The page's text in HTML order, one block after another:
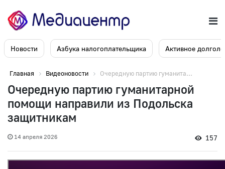
Новости Азбука налогоплательщика Активное
Главная Видеоновости Очередную партию гуманита...
Очередную партию гуманитарной
помощи направили из Подольска
защитникам
14 апреля 2026 157